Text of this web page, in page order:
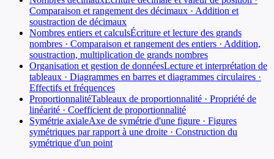
Comparaison et rangement des décimaux · Addition et
soustraction de décimaux
Nombres entiers et calculsÉcriture et lecture des grands
nombres · Comparaison et rangement des entiers · Addition,
soustraction, multiplication de grands nombres
Organisation et gestion de donnéesLecture et interprétation de
tableaux · Diagrammes en barres et diagrammes circulaires ·
Effectifs et fréquences
ProportionnalitéTableaux de proportionnalité · Propriété de
linéarité · Coefficient de proportionnalité
Symétrie axialeAxe de symétrie d'une figure · Figures
symétriques par rapport à une droite · Construction du
symétrique d'un point